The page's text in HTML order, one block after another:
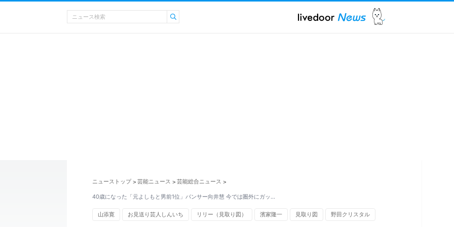
ニューストップ > 芸能ニュース > 芸能総合ニュース >
40歳になった「元よしもと男前1位」パンサー向井慧 今では圏外にガッ…
山添寛 お見送り芸人しんいち リリー（見取り図） 濱家隆一 見取り図 野田クリスタル